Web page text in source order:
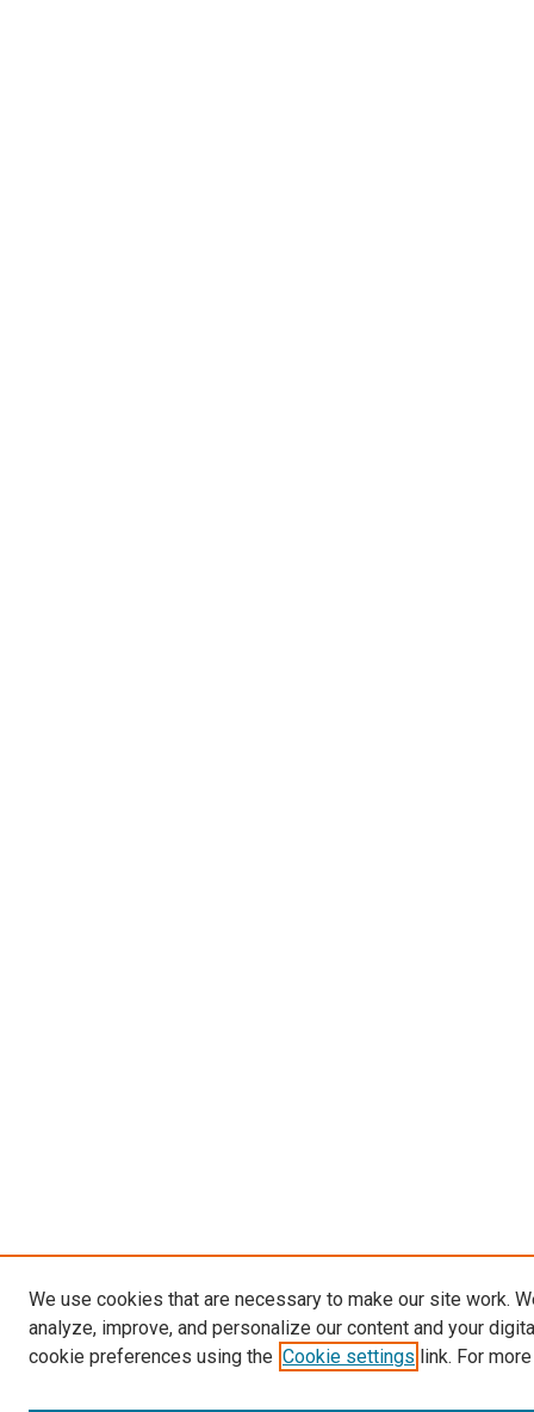
We use cookies that are necessary to make our site work.
analyze, improve, and personalize our content and your
cookie preferences using the Cookie settings link. For